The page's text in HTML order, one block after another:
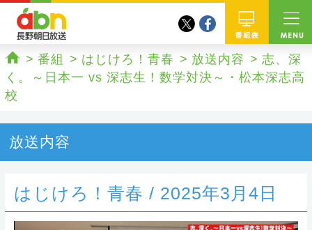
番組
twitterfacebook
ホーム
番組 はじけろ！青春 放送内容
志、深
く。～日本一 vs 深志生！数学対決～・松本深志高
校
放送内容
はじけろ！青春 / 2025年3月4日